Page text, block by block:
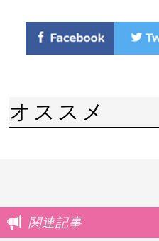
オススメ
関連記事